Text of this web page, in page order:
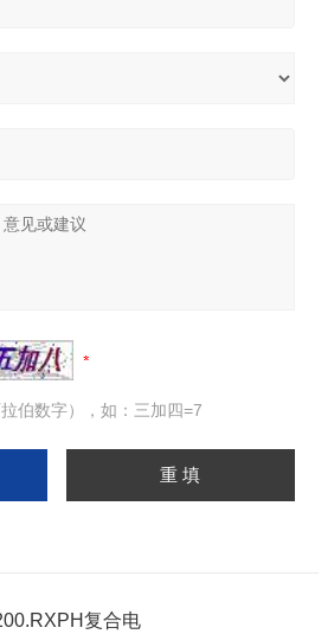
伯数字），如：三加四=7
复合电